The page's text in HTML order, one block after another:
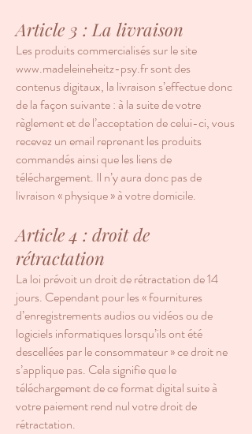
Article 3 : La livraison
Les produits commercialisés sur le site
www.madeleineheitz-psy.frsont des
contenus digitaux, la livraison s’effectue donc
de la façon suivante : à la suite de votre
règlement et de l’acceptation de celui-ci, vous
recevez un email reprenant les produits
commandés ainsi que les liens de
téléchargement. Il n’y aura donc pas de
livraison « physique » à votre domicile.
Article 4 : droit de
rétractation
La loi prévoit un droit de rétractation de 14
jours. Cependant pour les « fournitures
d’enregistrements audios ou vidéos ou de
logiciels informatiques lorsqu’ils ont été
descellées par le consommateur » ce droit ne
s’applique pas. Cela signifie que le
téléchargement de ce format digital suite à
votre paiement rend nul votre droit de
rétractation.